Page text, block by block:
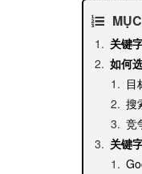
关键
如何
目
搜
竞
关键